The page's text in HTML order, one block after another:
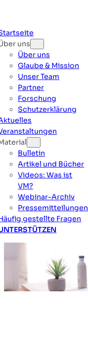
springen
uns
Über uns
Glaube & Mission
Unser Team
Partner
Forschung
Schutzerklärung
Bulletin
Artikel und Bücher
Videos: Was ist
VM?
Webinar-Archiv
Pressemitteilungen
gestellte Fragen